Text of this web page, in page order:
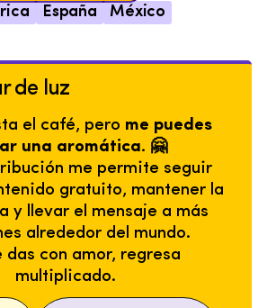
España México
de luz
el café, pero me puedes
una aromática. 🤗
me permite seguir
gratuito, mantener la
y llevar el mensaje a más
alrededor del mundo.
das con amor, regresa
multiplicado.